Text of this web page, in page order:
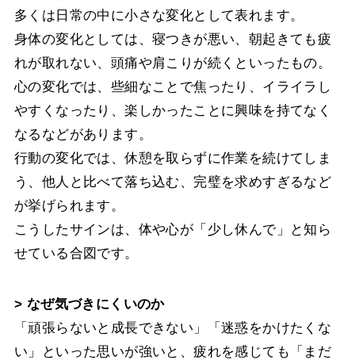
多くは日常の中に小さな変化として表れます。
身体の変化としては、寝つきが悪い、朝起きても疲
れが取れない、頭痛や肩こりが続くといったもの。
心の変化では、些細なことで焦ったり、イライラし
やすくなったり、楽しかったことに興味を持てなく
なるなどがあります。
行動の変化では、休憩を取らずに作業を続けてしま
う、他人と比べて落ち込む、完璧を求めすぎるなど
が挙げられます。
こうしたサインは、体や心が「少し休んで」と知ら
せている合図です。
> なぜ気づきにくいのか
「頑張らないと成長できない」「迷惑をかけたくな
い」といった思いが強いと、疲れを感じても「まだ